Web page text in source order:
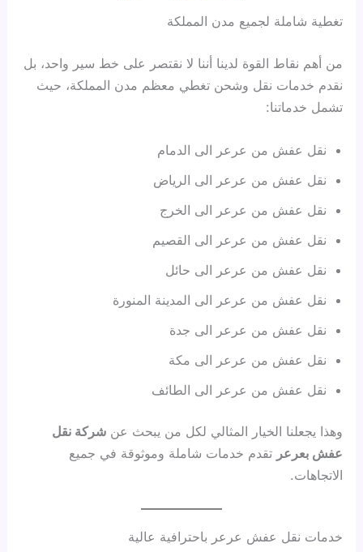
تغطية شاملة لجميع مدن المملكة
من أهم نقاط القوة لدينا أننا لا نقتصر على خط سير واحد، بل
نقدم خدمات نقل وشحن تغطي معظم مدن المملكة، حيث
تشمل خدماتنا:
نقل عفش من عرعر الى الدمام
نقل عفش من عرعر الى الرياض
نقل عفش من عرعر الى الخرج
نقل عفش من عرعر الى القصيم
نقل عفش من عرعر الى حائل
نقل عفش من عرعر الى المدينة المنورة
نقل عفش من عرعر الى جدة
نقل عفش من عرعر الى مكة
نقل عفش من عرعر الى الطائف
وهذا يجعلنا الخيار المثالي لكل من يبحث عنشركة نقل
عفش بعرعر تقدم خدمات شاملة وموثوقة في جميع
الاتجاهات.
خدمات نقل عفش عرعر باحترافية عالية